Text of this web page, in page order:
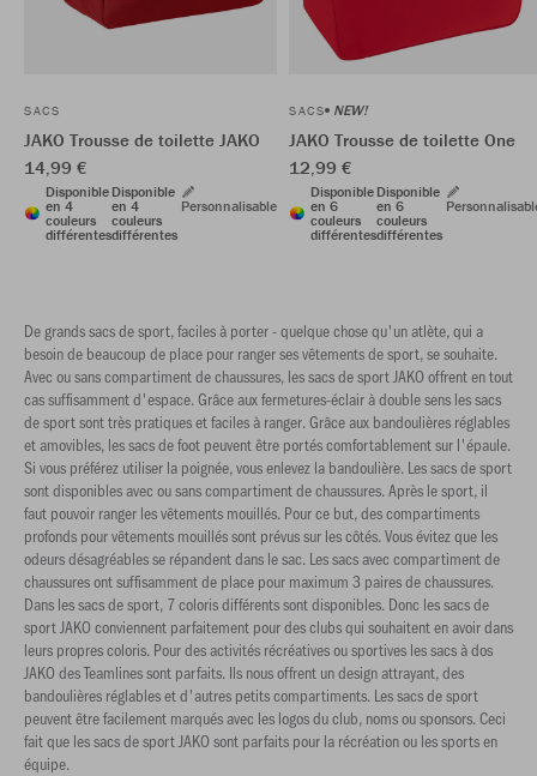
SACS
JAKO Trousse de toilette JAKO
14,99 €
Disponible
en 4
couleurs
différentes
Disponible
en 4
couleurs
différentes
Personnalisable
SACS NEW!
JAKO Trousse de toilette One
12,99 €
Disponible
en 6
couleurs
différentes
Disponible
en 6
couleurs
différentes
De grands sacs de sport, faciles à porter - quelque chose qu'un atlète, qui a
besoin de beaucoup de place pour ranger ses vêtements de sport, se souhaite.
Avec ou sans compartiment de chaussures, les sacs de sport JAKO offrent en tout
cas suffisamment d'espace. Grâce aux fermetures-éclair à double sens les sacs
de sport sont très pratiques et faciles à ranger. Grâce aux bandoulières réglables
et amovibles, les sacs de foot peuvent être portés comfortablement sur l'épaule.
Si vous préférez utiliser la poignée, vous enlevez la bandoulière. Les sacs de sport
sont disponibles avec ou sans compartiment de chaussures. Après le sport, il
faut pouvoir ranger les vêtements mouillés. Pour ce but, des compartiments
profonds pour vêtements mouillés sont prévus sur les côtés. Vous évitez que les
odeurs désagréables se répandent dans le sac. Les sacs avec compartiment de
chaussures ont suffisamment de place pour maximum 3 paires de chaussures.
Dans les sacs de sport, 7 coloris différents sont disponibles. Donc les sacs de
sport JAKO conviennent parfaitement pour des clubs qui souhaitent en avoir dans
leurs propres coloris. Pour des activités récréatives ou sportives les sacs à dos
JAKO des Teamlines sont parfaits. Ils nous offrent un design attrayant, des
bandoulières réglables et d'autres petits compartiments. Les sacs de sport
peuvent être facilement marqués avec les logos du club, noms ou sponsors. Ceci
fait que les sacs de sport JAKO sont parfaits pour la récréation ou les sports en
équipe.